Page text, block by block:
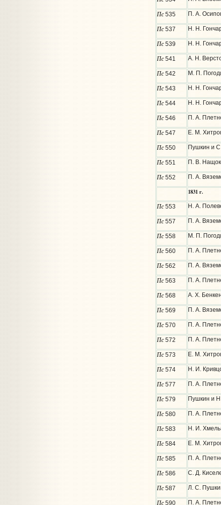
Пс535 П. А.
Пс537 Н. Н.
Пс539 Н. Н.
Пс541 А. Н.
Пс542 М. П.
Пс543 Н. Н.
Пс544 Н. Н.
Пс546 П. А.
Пс547 Е. М.
Пс550 Пушкин и
Пс551 П. В.
Пс552 П. А.
1831 г.
Пс553 Н. А.
Пс557 П. А.
Пс558 М. П.
Пс560 П. А.
Пс562 П. А.
Пс563 П. А.
Пс568 А. Х.
Пс569 П. А.
Пс570 П. А.
Пс572 П. А.
Пс573 Е. М.
Пс574 Н. И.
Пс577 П. А.
Пс579 Пушкин и
Пс580 П. А.
Пс583 Н. И.
Пс584 Е. М.
Пс585 П. А.
Пс586 С. Д.
Пс587 Л. С.
Пс590 П. А.